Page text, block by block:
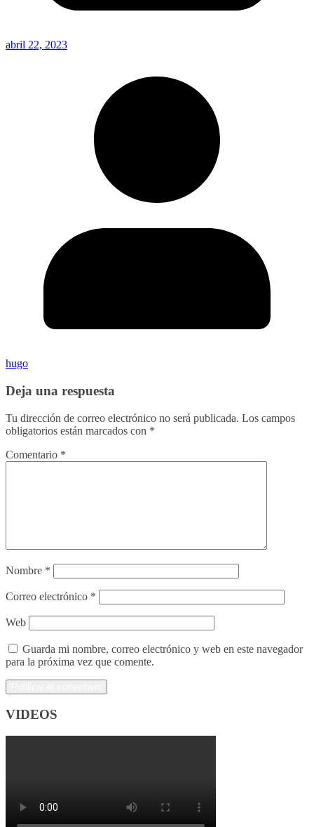
abril 22, 2023
hugo
Deja una respuesta
Tu dirección de correo electrónico no será publicada. Los campos
obligatorios están marcados con *
Comentario *
Nombre *
Correo electrónico *
Web
Guarda mi nombre, correo electrónico y web en este navegador
para la próxima vez que comente.
VIDEOS